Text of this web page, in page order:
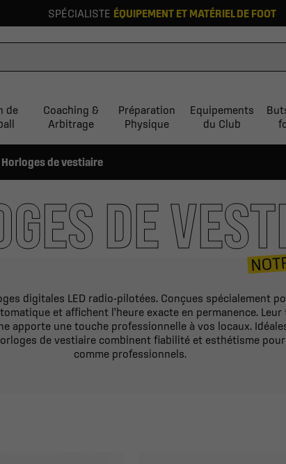
SPÉCIALISTE ÉQUIPEMENT ET MATÉRIEL DE FOOT
de
Coaching &
Arbitrage
Préparation
Physique
Equipements
du Club
Horloges de vestiaire
DE
digitales LED radio-pilotées. Conçues spécialement
et affichent l'heure exacte en permanence.
apporte une touche professionnelle à vos locaux.
de vestiaire combinent fiabilité et esthétisme
comme professionnels.